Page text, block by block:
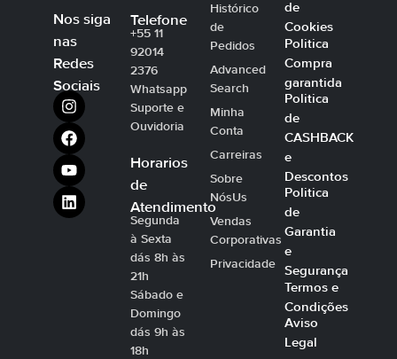
Nos siga
nas
Redes
Sociais
Telefone
+55 11
92014
2376
Whatsapp
Suporte e
Ouvidoria
Horarios
de
Atendimento
Segunda
à Sexta
dás 8h às
21h
Sábado e
Domingo
dás 9h às
18h
Histórico
de
Pedidos
Advanced
Search
Minha
Conta
Carreiras
Sobre
NósUs
Vendas
Corporativas
Privacidade
de
Cookies
Politica
Compra
garantida
Politica
de
CASHBACK
e
Descontos
Politica
de
Garantia
e
Segurança
Termos e
Condições
Aviso
Legal